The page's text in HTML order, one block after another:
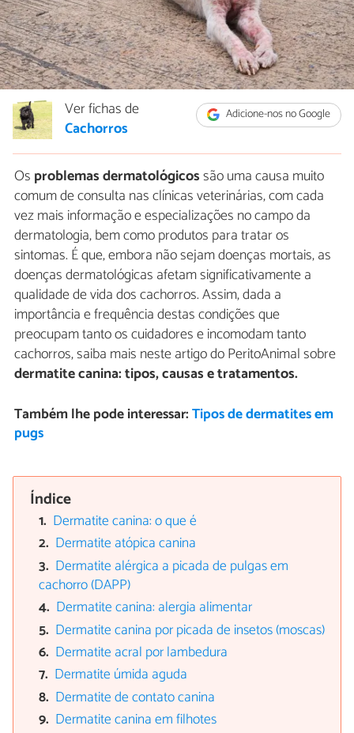
Adicione-nos no Google
Ver fichas de
Cachorros
Os problemas dermatológicossão uma causa muito
comum de consulta nas clínicas veterinárias, com cada
vez mais informação e especializações no campo da
dermatologia, bem como produtos para tratar os
sintomas. É que, embora não sejam doenças mortais, as
doenças dermatológicas afetam significativamente a
qualidade de vida dos cachorros. Assim, dada a
importância e frequência destas condições que
preocupam tanto os cuidadores e incomodam tanto
cachorros, saiba mais neste artigo do PeritoAnimal sobre
dermatite canina: tipos, causas e tratamentos.
Também lhe pode interessar:Tipos de dermatites em
pugs
Índice
Dermatite canina: o que é
Dermatite atópica canina
Dermatite alérgica a picada de pulgas em
cachorro (DAPP)
Dermatite canina: alergia alimentar
Dermatite canina por picada de insetos (moscas)
Dermatite acral por lambedura
Dermatite úmida aguda
Dermatite de contato canina
Dermatite canina em filhotes